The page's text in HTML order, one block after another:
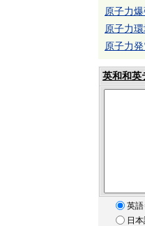
原子力
原子力
原子力
英和和英
英
日